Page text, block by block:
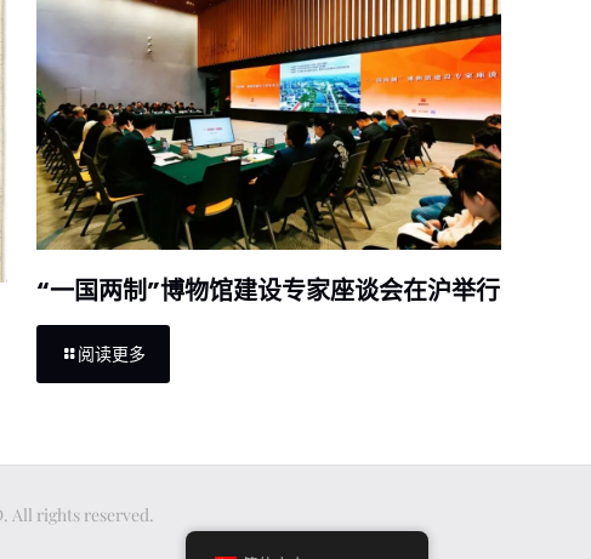
“一国两制”博物馆建设专家座谈会在沪举行
阅读更多
All rights reserved.